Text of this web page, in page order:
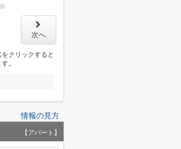
次へ
クリックすると
。
情報の見方
【アパート】